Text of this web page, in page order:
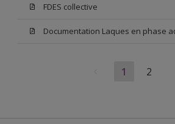
FDES collective
1 2